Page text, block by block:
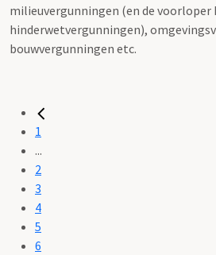
milieuvergunningen (en de voorloper
hinderwetvergunningen),
bouwvergunningen etc.
1
...
2
3
4
5
6